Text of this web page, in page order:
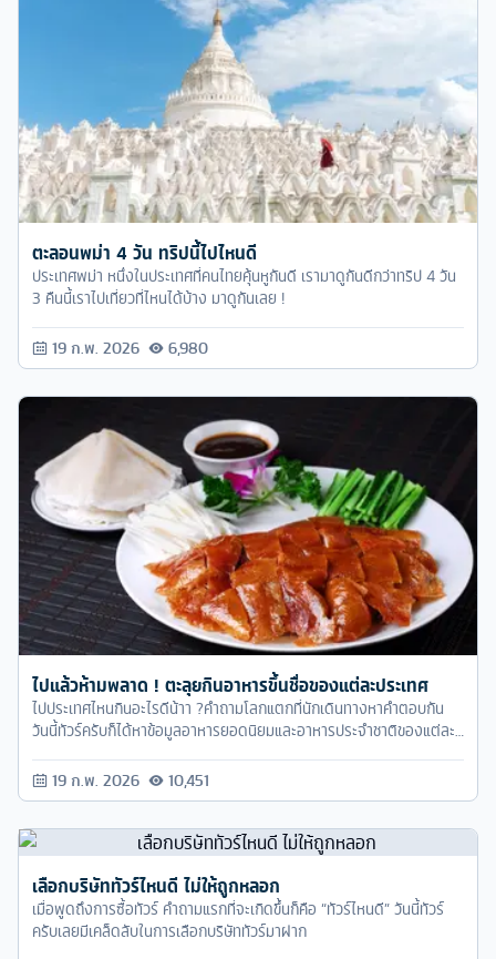
ตะลอนพม่า 4 วัน ทริปนี้ไปไหนดี
ประเทศพม่า หนึ่งในประเทศที่คนไทยคุ้นหูกันดี เรามาดูกันดีกว่าทริป 4 วัน
3 คืนนี้เราไปเที่ยวที่ไหนได้บ้าง มาดูกันเลย !
19 ก.พ. 2026 6,980
ไปแล้วห้ามพลาด ! ตะลุยกินอาหารขึ้นชื่อของแต่ละประเทศ
ไปประเทศไหนกินอะไรดีน้าา ?คำถามโลกแตกที่นักเดินทางหาคำตอบกัน
วันนี้ทัวร์ครับก็ได้หาข้อมูลอาหารยอดนิยมและอาหารประจำชาติของแต่ละ
19 ก.พ. 2026 10,451
เลือกบริษัททัวร์ไหนดี ไม่ให้ถูกหลอก
เมื่อพูดถึงการซื้อทัวร์ คำถามแรกที่จะเกิดขึ้นก็คือ “ทัวร์ไหนดี” วันนี้ทัวร์
ครับเลยมีเคล็ดลับในการเลือกบริษัททัวร์มาฝาก